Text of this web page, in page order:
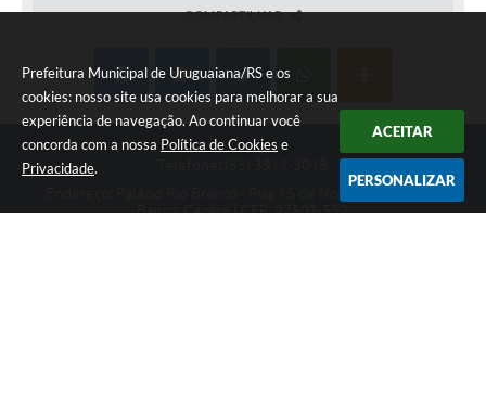
Prefeitura Municipal de Uruguaiana/RS e os
cookies: nosso site usa cookies para melhorar a sua
experiência de navegação. Ao continuar você
concorda com a nossa Política de Cookies e
Privacidade.
ACEITAR
PERSONALIZAR
COMPARTILHAR
Bairro: Centro | CEP: 97501-532